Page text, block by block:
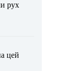
рух
цей